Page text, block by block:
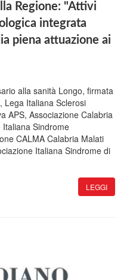
Regione: "Attivi
integrata
piena attuazione ai
alla sanità Longo, firmata
Lega Italiana Sclerosi
APS, Associazione Calabria
Italiana Sindrome
CALMA Calabria Malati
Italiana Sindrome di
LEGGI